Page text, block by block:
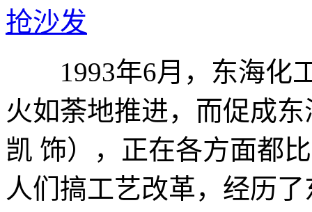
抢沙发
1993年6月，东海化
火如荼地推进，而促成
凯 饰），正在各方面都
人们搞工艺改革，经历